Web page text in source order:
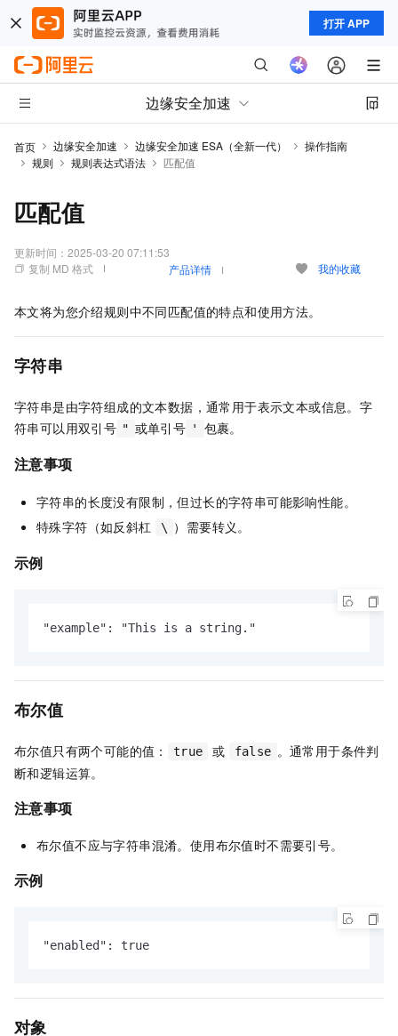
打开 APP
边缘安全加速
首页 边缘安全加速 边缘安全加速 ESA（全新一代）
操作指南
规则
规则表达式语法 匹配值
匹配值
更新时间： 2025-03-20 07:11:53
复制 MD 格式
产品详情 我的收藏
本文将为您介绍规则中不同匹配值的特点和使用方法。
字符串
字符串是由字符组成的文本数据，通常用于表示文本或信息。字
符串可以用双引号 " 或单引号 ' 包裹。
注意事项
字符串的长度没有限制，但过长的字符串可能影响性能。
特殊字符（如反斜杠
\ ）需要转义。
示例
"example": "This is a string."
布尔值
布尔值只有两个可能的值： true 或 false 。通常用于条件判
断和逻辑运算。
注意事项
布尔值不应与字符串混淆。使用布尔值时不需要引号。
示例
"enabled": true
对象